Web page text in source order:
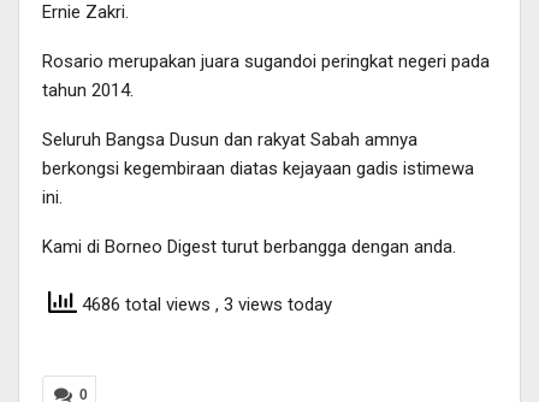
Ernie Zakri.
Rosario merupakan juara sugandoi peringkat negeri pada
tahun 2014.
Seluruh Bangsa Dusun dan rakyat Sabah amnya
berkongsi kegembiraan diatas kejayaan gadis istimewa
ini.
Kami di Borneo Digest turut berbangga dengan anda.
4686 total views , 3 views today
0